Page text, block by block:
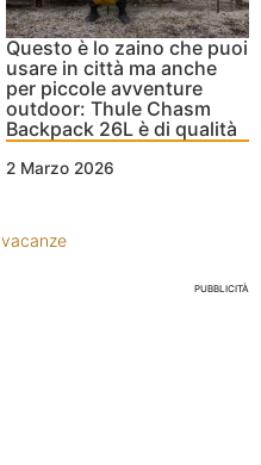
Questo è lo zaino che puoi
usare in città ma anche
per piccole avventure
outdoor: Thule Chasm
Backpack 26L è di qualità
2 Marzo 2026
vacanze
PUBBLICITÀ